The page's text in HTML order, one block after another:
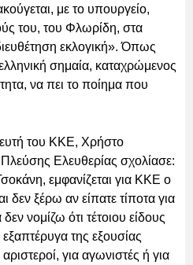
με το υπουργείο,
του, του Φλωρίδη, στα
εκλογική». Όπως
σημαία, καταχρώμενος
να πει το ποίημα που
του ΚΚΕ, Χρήστο
Ελευθερίας σχολίασε:
εμφανίζεται για ΚΚΕ ο
δεν ξέρω αν είπατε τίποτα για
νομίζω ότι τέτοιου είδους
της εξουσίας
για αγωνιστές ή για